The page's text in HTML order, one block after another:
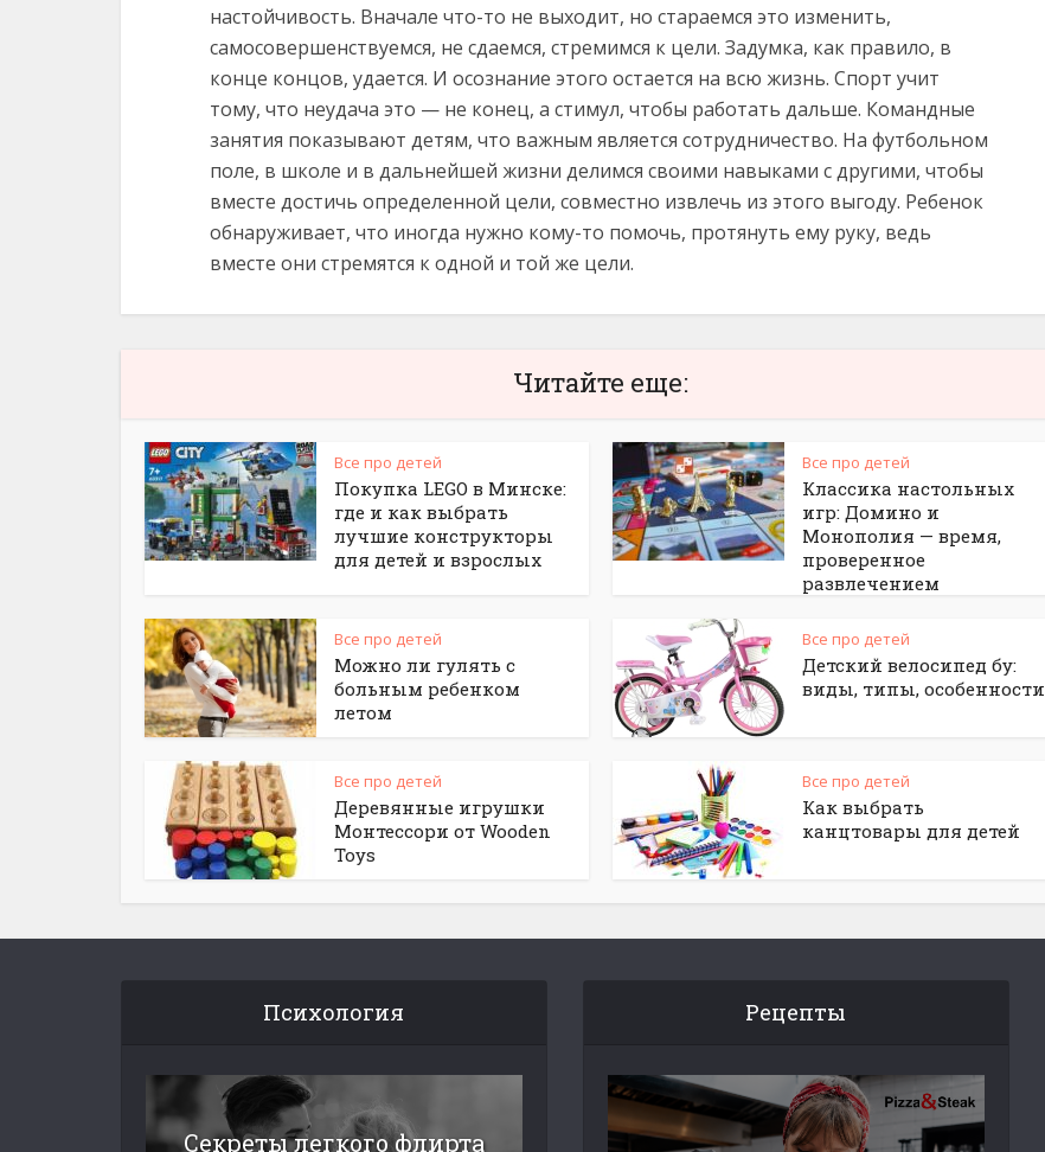
настойчивость. Вначале что-то не выходит, но стараемся это изменить,
самосовершенствуемся, не сдаемся, стремимся к цели. Задумка, как правило, в
конце концов, удается. И осознание этого остается на всю жизнь. Спорт учит
тому, что неудача это — не конец, а стимул, чтобы работать дальше. Командные
занятия показывают детям, что важным является сотрудничество. На футбольном
поле, в школе и в дальнейшей жизни делимся своими навыками с другими, чтобы
вместе достичь определенной цели, совместно извлечь из этого выгоду. Ребенок
обнаруживает, что иногда нужно кому-то помочь, протянуть ему руку, ведь
вместе они стремятся к одной и той же цели.
Читайте еще:
Все про детей
Покупка LEGO в Минске:
где и как выбрать
лучшие конструкторы
для детей и взрослых
Все про детей
Классика настольных
игр: Домино и
Монополия — время,
проверенное
развлечением
Все про детей
Можно ли гулять с
больным ребенком
летом
Все про детей
Детский велосипед бу:
виды, типы, особенности
Все про детей
Деревянные игрушки
Монтессори от Wooden
Toys
Все про детей
Как выбрать
канцтовары для детей
Психология
Секреты легкого флирта
Рецепты